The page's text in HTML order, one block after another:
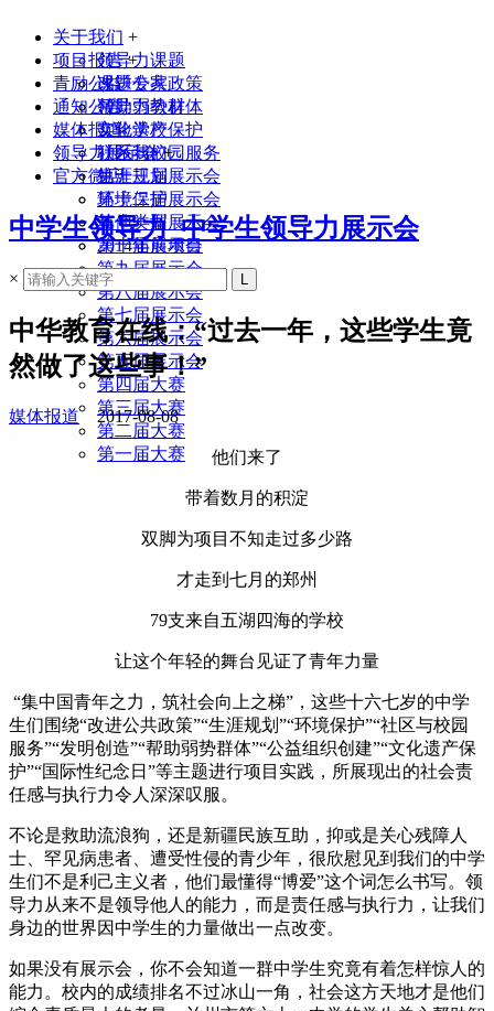
关于我们 +
领导力课题
课题专家
领导力教材
实验学校
联系我们
项目报告 +
改进公共政策
帮助弱势群体
文化遗产保护
社区与校园服务
生涯规划
环境保护
其他类型
2014年前项目
青励公益
通知公告
媒体报道
领导力展示会 +
第十三届展示会
第十二届展示会
第十一届展示会
第十届展示会
第九届展示会
第八届展示会
第七届展示会
第六届展示会
第五届展示会
第四届大赛
第三届大赛
第二届大赛
第一届大赛
官方微店
中学生领导力_中学生领导力展示会
×
中华教育在线：“过去一年，这些学生竟
然做了这些事！”
媒体报道2017-08-08
他们来了
带着数月的积淀
双脚为项目不知走过多少路
才走到七月的郑州
79支来自五湖四海的学校
让这个年轻的舞台见证了青年力量
“集中国青年之力，筑社会向上之梯”，这些十六七岁的中学
生们围绕“改进公共政策”“生涯规划”“环境保护”“社区与校园
服务”“发明创造”“帮助弱势群体”“公益组织创建”“文化遗产保
护”“国际性纪念日”等主题进行项目实践，所展现出的社会责
任感与执行力令人深深叹服。
不论是救助流浪狗，还是新疆民族互助，抑或是关心残障人
士、罕见病患者、遭受性侵的青少年，很欣慰见到我们的中学
生们不是利己主义者，他们最懂得“博爱”这个词怎么书写。领
导力从来不是领导他人的能力，而是责任感与执行力，让我们
身边的世界因中学生的力量做出一点改变。
如果没有展示会，你不会知道一群中学生究竟有着怎样惊人的
能力。校内的成绩排名不过冰山一角，社会这方天地才是他们